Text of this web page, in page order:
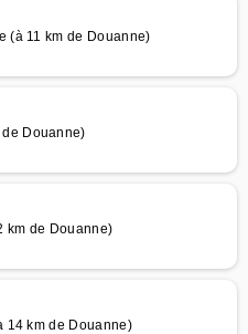
(à 11 km de Douanne)
Douanne)
km de Douanne)
14 km de Douanne)